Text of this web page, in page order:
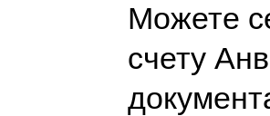
Можете
счету